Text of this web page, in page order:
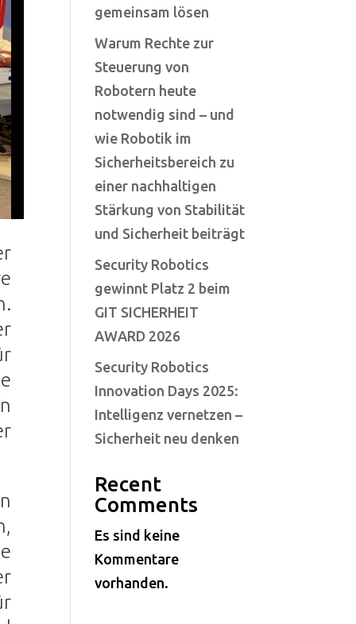
gemeinsam lösen
Warum Rechte zur
Steuerung von
Robotern heute
notwendig sind – und
wie Robotik im
Sicherheitsbereich zu
einer nachhaltigen
Stärkung von Stabilität
und Sicherheit beiträgt
Security Robotics
gewinnt Platz 2 beim
GIT SICHERHEIT
AWARD 2026
Security Robotics
Innovation Days 2025:
Intelligenz vernetzen –
Sicherheit neu denken
Recent
Comments
Es sind keine
Kommentare
vorhanden.